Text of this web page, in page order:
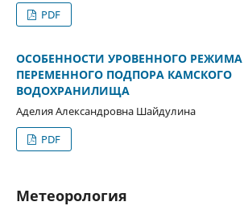
PDF
ОСОБЕННОСТИ УРОВЕННОГО
ПЕРЕМЕННОГО ПОДПОРА КАМСКОГО
ВОДОХРАНИЛИЩА
Аделия Александровна Шайдулина
PDF
Метеорология